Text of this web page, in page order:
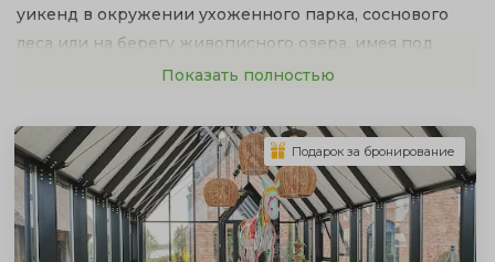
уикенд в окружении ухоженного парка, соснового
леса или на берегу живописного озера, имея под
рукой всю инфраструктуру современного отеля. Утро
на зеленой лужайке, банкет в ресторане с видом на
закат и уютные номера для всех гостей — именно так
выглядит идеальная свадьба в парк-отеле. Мы
собрали в нашем каталоге лучшие загородные отели
Ростова-на-Дону для вашего незабываемого
Показать полностью
Подарок за бронирование